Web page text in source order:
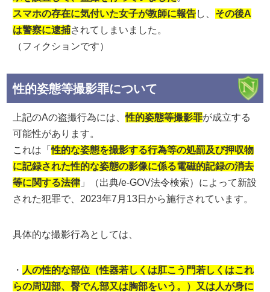
スマホの存在に気付いた女子が教師に報告し、 その後A
は警察に逮捕されてしまいました。
（フィクションです）
性的姿態等撮影罪について
上記のAの盗撮行為には、性的姿態等撮影罪が成立する
可能性があります。
これは「性的な姿態を撮影する行為等の処罰及び押収物
に記録された性的な姿態の影像に係る電磁的記録の消去
等に関する法律」（出典/e-GOV法令検索）によって新設
された犯罪で、2023年7月13日から施行されています。
具体的な撮影行為としては、
・ 人の性的な部位（性器若しくは肛こう門若しくはこれ
らの周辺部、臀でん部又は胸部をいう。）又は人が身に